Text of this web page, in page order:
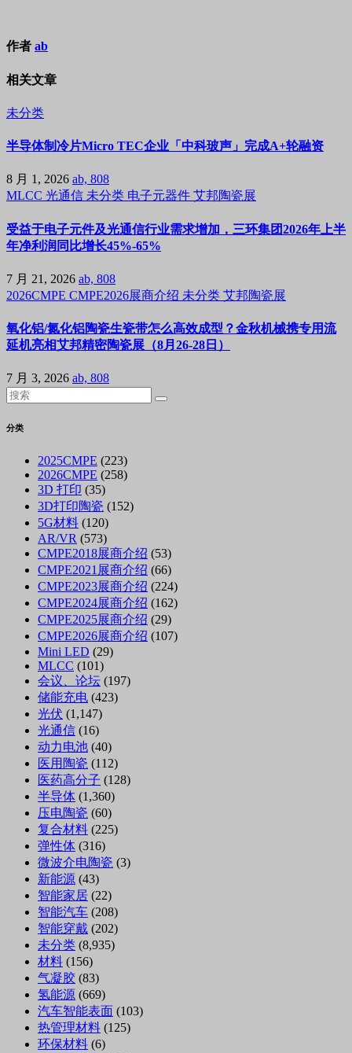
作者 ab
相关文章
未分类
半导体制冷片Micro TEC企业「中科玻声」完成A+轮融资
8 月 1, 2026 ab, 808
MLCC 光通信 未分类 电子元器件 艾邦陶瓷展
受益于电子元件及光通信行业需求增加，三环集团2026年上半
年净利润同比增长45%-65%
7 月 21, 2026 ab, 808
2026CMPE CMPE2026展商介绍 未分类 艾邦陶瓷展
氧化铝/氮化铝陶瓷生瓷带怎么高效成型？金秋机械携专用流
延机亮相艾邦精密陶瓷展（8月26-28日）
7 月 3, 2026 ab, 808
分类
2025CMPE (223)
2026CMPE (258)
3D 打印 (35)
3D打印陶瓷 (152)
5G材料 (120)
AR/VR (573)
CMPE2018展商介绍 (53)
CMPE2021展商介绍 (66)
CMPE2023展商介绍 (224)
CMPE2024展商介绍 (162)
CMPE2025展商介绍 (29)
CMPE2026展商介绍 (107)
Mini LED (29)
MLCC (101)
会议、论坛 (197)
储能充电 (423)
光伏 (1,147)
光通信 (16)
动力电池 (40)
医用陶瓷 (112)
医药高分子 (128)
半导体 (1,360)
压电陶瓷 (60)
复合材料 (225)
弹性体 (316)
微波介电陶瓷 (3)
新能源 (43)
智能家居 (22)
智能汽车 (208)
智能穿戴 (202)
未分类 (8,935)
材料 (156)
气凝胶 (83)
氢能源 (669)
汽车智能表面 (103)
热管理材料 (125)
环保材料 (6)